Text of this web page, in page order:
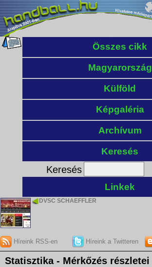
Összes cikk
Magyarország
Külföld
Képgaléria
Archívum
Keresés
Keresés
Linkek
DVSC SCHAEFFLER
Híreink RSS-en Híreink a Twitteren
Statisztika - Mérkőzés részletei